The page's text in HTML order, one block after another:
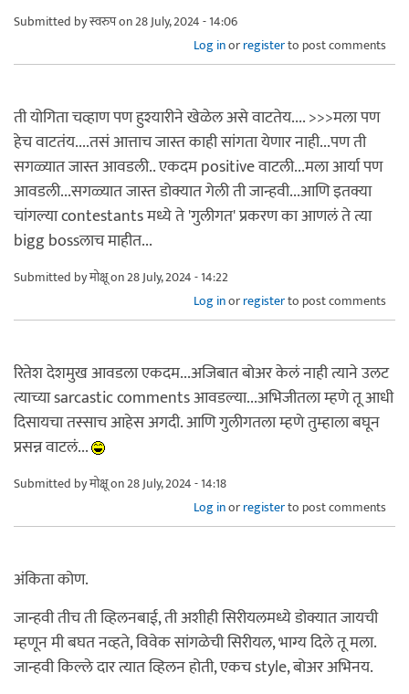
Submitted byस्वरुपon 28 July, 2024 - 14:06
Log inorregisterto post comments
ती योगिता चव्हाण पण हुश्यारीने खेळेल असे वाटतेय.... >>>मला पण
हेच वाटतंय....तसं आत्ताच जास्त काही सांगता येणार नाही...पण ती
सगळ्यात जास्त आवडली.. एकदम positive वाटली...मला आर्या पण
आवडली...सगळ्यात जास्त डोक्यात गेली ती जान्हवी...आणि इतक्या
चांगल्या contestants मध्ये ते 'गुलीगत' प्रकरण का आणलं ते त्या
bigg bossलाच माहीत...
Submitted byमोक्षूon 28 July, 2024 - 14:22
Log inorregisterto post comments
रितेश देशमुख आवडला एकदम...अजिबात बोअर केलं नाही त्याने उलट
त्याच्या sarcastic comments आवडल्या...अभिजीतला म्हणे तू आधी
दिसायचा तस्साच आहेस अगदी. आणि गुलीगतला म्हणे तुम्हाला बघून
प्रसन्न वाटलं...
Submitted byमोक्षूon 28 July, 2024 - 14:18
Log inorregisterto post comments
अंकिता कोण.
जान्हवी तीच ती व्हिलनबाई, ती अशीही सिरीयलमध्ये डोक्यात जायची
म्हणून मी बघत नव्हते, विवेक सांगळेची सिरीयल, भाग्य दिले तू मला.
जान्हवी किल्ले दार त्यात व्हिलन होती, एकच style, बोअर अभिनय.